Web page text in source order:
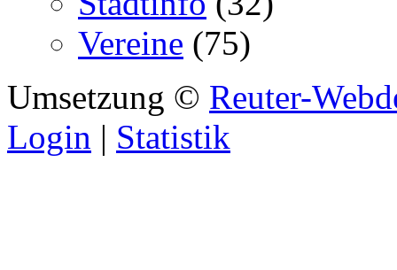
Vereine (75)
Umsetzung © Reuter-
Login | Statistik